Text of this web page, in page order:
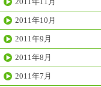
2011年10月
2011年9月
2011年8月
2011年7月